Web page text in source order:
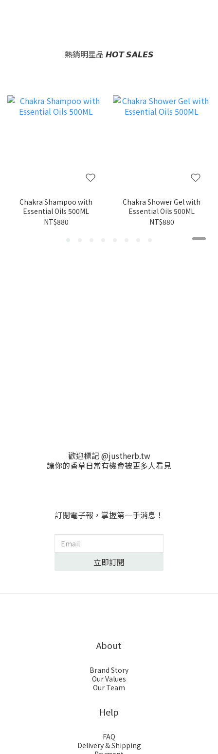
熱銷明星品 𝙃𝙊𝙏 𝙎𝘼𝙇𝙀𝙎
Chakra Shampoo with
Essential Oils 500ML
NT$880
Chakra Shower Gel with
Essential Oils 500ML
NT$880
歡迎標記 @justherb.tw
讓你的香草日常有機會被更多人看見
訂閱電子報，掌握第一手消息！
立即訂閱
About
Brand Story
Our Values
Our Team
Help
FAQ
Delivery & Shipping